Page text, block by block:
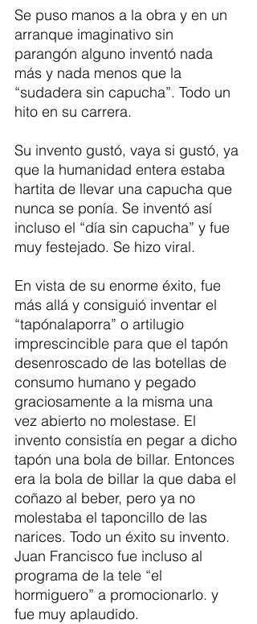
Se puso manos a la obra y en un
arranque imaginativo sin
parangón alguno inventó nada
más y nada menos que la
“sudadera sin capucha”. Todo un
hito en su carrera.
Su invento gustó, vaya si gustó, ya
que la humanidad entera estaba
hartita de llevar una capucha que
nunca se ponía. Se inventó así
incluso el “día sin capucha” y fue
muy festejado. Se hizo viral.
En vista de su enorme éxito, fue
más allá y consiguió inventar el
“tapónalaporra” o artilugio
imprescincible para que el tapón
desenroscado de las botellas de
consumo humano y pegado
graciosamente a la misma una
vez abierto no molestase. El
invento consistía en pegar a dicho
tapón una bola de billar. Entonces
era la bola de billar la que daba el
coñazo al beber, pero ya no
molestaba el taponcillo de las
narices. Todo un éxito su invento.
Juan Francisco fue incluso al
programa de la tele “el
hormiguero” a promocionarlo. y
fue muy aplaudido.